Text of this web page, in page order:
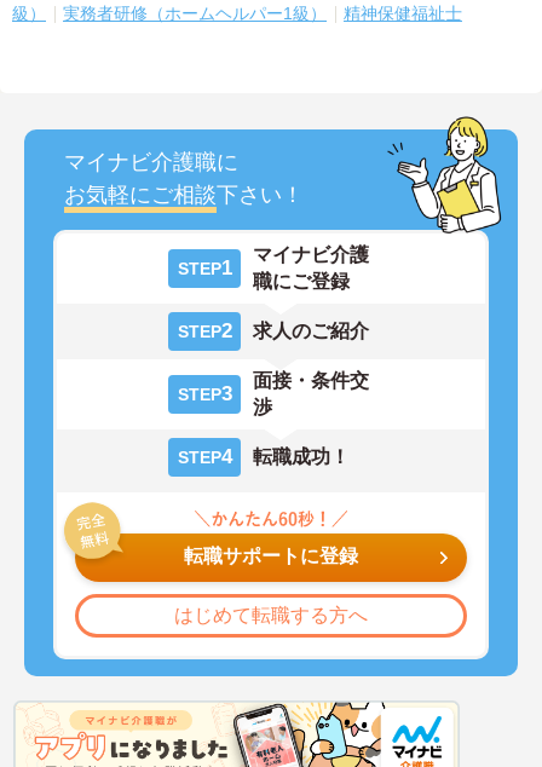
級）
実務者研修（ホームヘルパー1級） 精神保健福祉士
マイナビ介護職に
お気軽にご相談下さい！
STEP1
マイナビ介護
職にご登録
STEP2 求人のご紹介
STEP3
面接・条件交
渉
STEP4 転職成功！
転職サポートに登録
はじめて転職する方へ